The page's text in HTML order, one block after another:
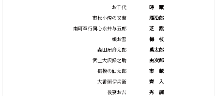
お千代
市松小僧の又吉
南町奉行同心永井与五郎
娘お雪
森田屋彦太郎
武士大沢録之助
掏摸の仙太郎
大番頭伊兵衛
後妻お吉
時
蔵
鴈治郎
芝
翫
梅
枝
萬太郎
由次郎
市
蔵
齊
入
秀
調